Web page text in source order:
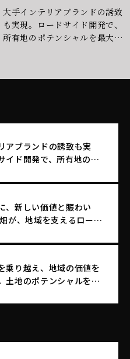
大手インテリアブランドの誘致
も実現。ロードサイド開発で、
所有地のポテンシャルを最大化
アブランドの誘致も実
イド開発で、所有地のポ
、新しい価値と賑わい
が、地域を支えるロード
乗り越え、地域の価値を
土地のポテンシャルを引